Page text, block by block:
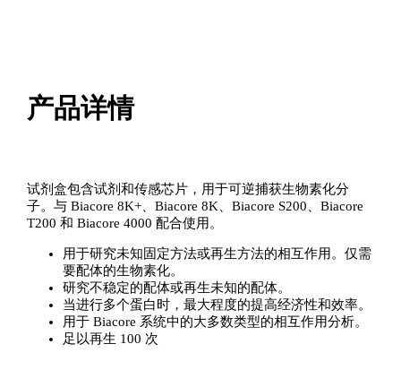
产品详情
试剂盒包含试剂和传感芯片，用于可逆捕获生物素化分
子。与 Biacore 8K+、Biacore 8K、Biacore S200、Biacore
T200 和 Biacore 4000 配合使用。
用于研究未知固定方法或再生方法的相互作用。仅需
要配体的生物素化。
研究不稳定的配体或再生未知的配体。
当进行多个蛋白时，最大程度的提高经济性和效率。
用于 Biacore 系统中的大多数类型的相互作用分析。
足以再生 100 次